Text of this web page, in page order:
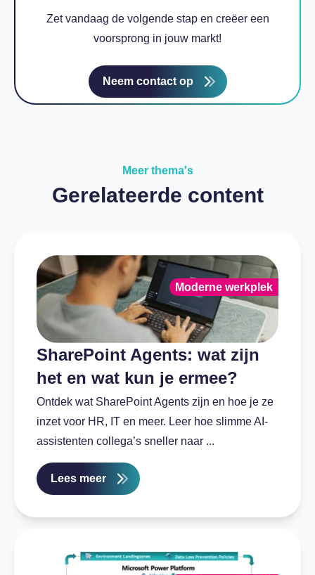
Zet vandaag de volgende stap en creëer een
voorsprong in jouw markt!
Neem contact op
Meer thema's
Gerelateerde content
SharePoint Agents: wat zijn
het en wat kun je ermee?
Ontdek wat SharePoint Agents zijn en hoe je ze
inzet voor HR, IT en meer. Leer hoe slimme AI-
assistenten collega’s sneller naar ...
Lees meer
Moderne werkplek